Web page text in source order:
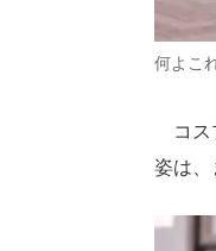
何よこ
コス
姿は、